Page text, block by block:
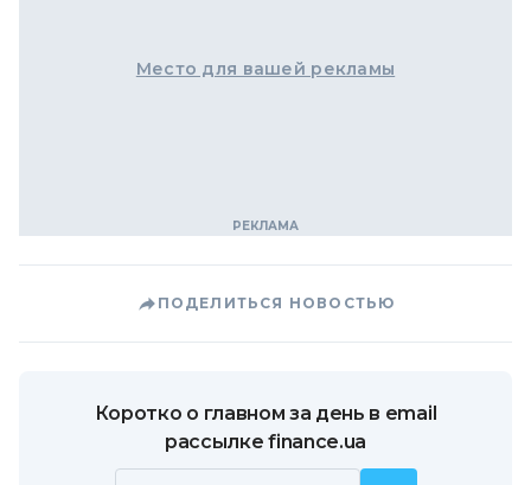
Место для вашей рекламы
ПОДЕЛИТЬСЯ НОВОСТЬЮ
Коротко о главном за день в email
рассылке finance.ua